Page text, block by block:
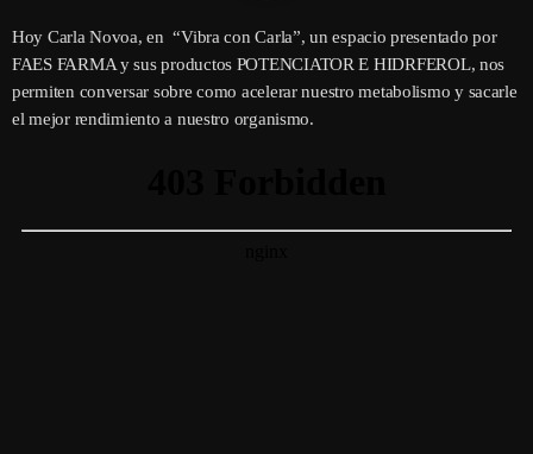
Hoy Carla Novoa, en “Vibra con Carla”, un espacio presentado por
FAES FARMA y sus productos POTENCIATOR E HIDRFEROL, nos
permiten conversar sobre como acelerar nuestro metabolismo y sacarle
el mejor rendimiento a nuestro organismo.